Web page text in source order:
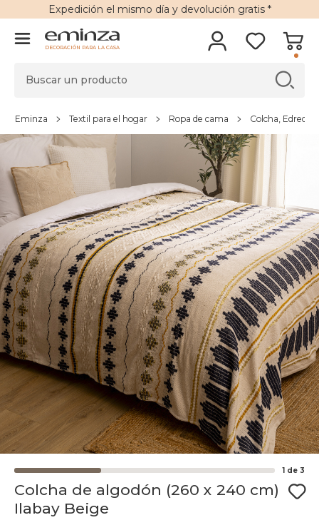
Expedición el mismo día y devolución gratis*
DECORACIÓN PARA LA CASA
Eminza Textil para el hogar Ropa de cama Colcha, Edredón
1 de 3
Colcha de algodón (260 x 240 cm)
Ilabay Beige